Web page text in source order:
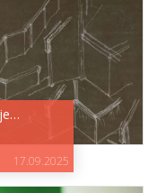
17.09.2025